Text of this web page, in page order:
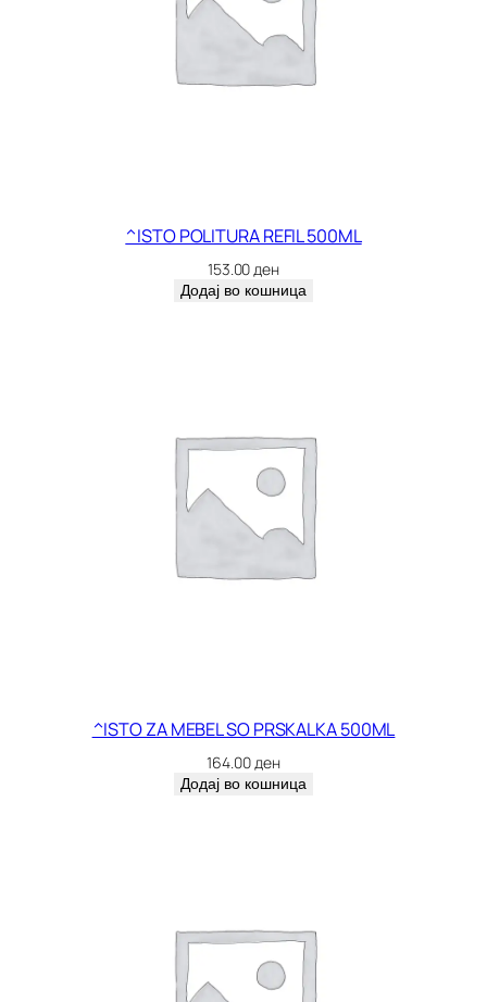
^ISTO POLITURA REFIL 500ML
153.00ден
Додај во кошница
^ISTO ZA MEBEL SO PRSKALKA 500ML
164.00ден
Додај во кошница